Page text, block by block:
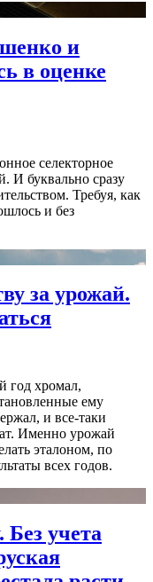
и
в оценке
селекторное
И буквально сразу
Требуя, как
и без
за урожай.
год хромал,
ему
и все-таки
Именно урожай
эталоном, по
всех годов.
Без учета